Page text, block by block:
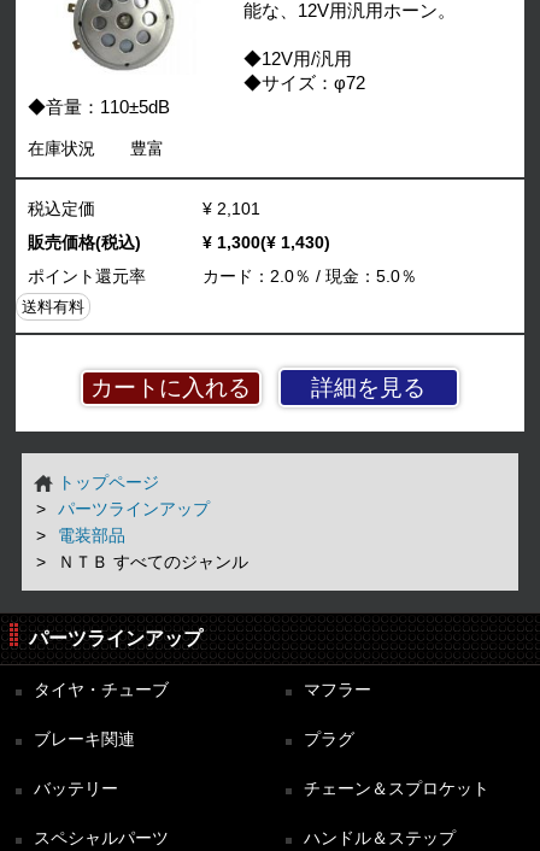
能な、12V用汎用ホーン。
◆12V用/汎用
◆サイズ：φ72
◆音量：110±5dB
在庫状況 豊富
詳細を見る
税込定価
¥ 2,101
販売価格(税込)
¥ 1,300(¥ 1,430)
ポイント還元率
カード：2.0％ / 現金：5.0％
送料有料
トップページ
パーツラインアップ
電装部品
ＮＴＢ すべてのジャンル
パーツラインアップ
タイヤ・チューブ マフラー
ブレーキ関連 プラグ
バッテリー チェーン＆スプロケット
スペシャルパーツ ハンドル＆ステップ